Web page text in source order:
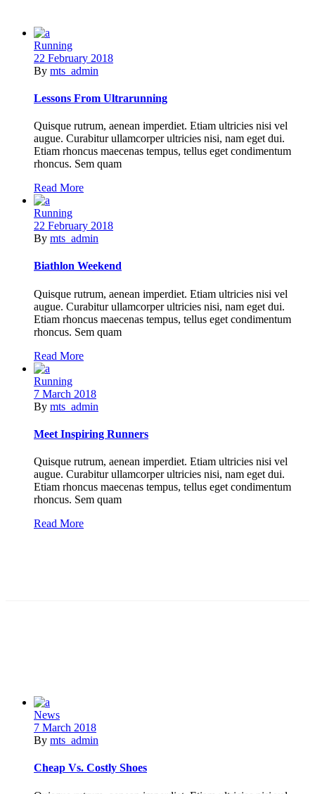
Running
22 February 2018
By mts_admin
Lessons From Ultrarunning
Quisque rutrum, aenean imperdiet. Etiam ultricies nisi vel
augue. Curabitur ullamcorper ultricies nisi, nam eget dui.
Etiam rhoncus maecenas tempus, tellus eget condimentum
rhoncus. Sem quam
Read More
Running
22 February 2018
By mts_admin
Biathlon Weekend
Quisque rutrum, aenean imperdiet. Etiam ultricies nisi vel
augue. Curabitur ullamcorper ultricies nisi, nam eget dui.
Etiam rhoncus maecenas tempus, tellus eget condimentum
rhoncus. Sem quam
Read More
Running
7 March 2018
By mts_admin
Meet Inspiring Runners
Quisque rutrum, aenean imperdiet. Etiam ultricies nisi vel
augue. Curabitur ullamcorper ultricies nisi, nam eget dui.
Etiam rhoncus maecenas tempus, tellus eget condimentum
rhoncus. Sem quam
Read More
News
7 March 2018
By mts_admin
Cheap Vs. Costly Shoes